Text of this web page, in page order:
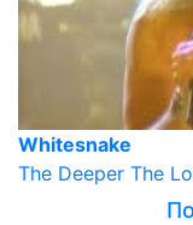
Whitesnake
The Deeper The